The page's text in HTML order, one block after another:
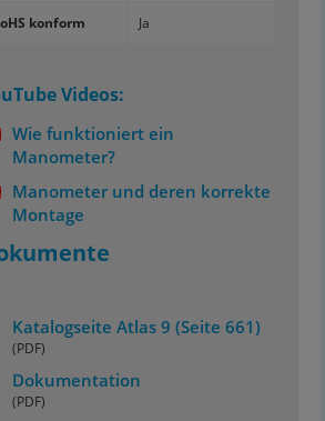
konform Ja
Videos:
Wie funktioniert ein
Manometer?
Manometer und deren korrekte
Montage
Katalogseite Atlas 9 (Seite 661)
(PDF)
Dokumentation
(PDF)